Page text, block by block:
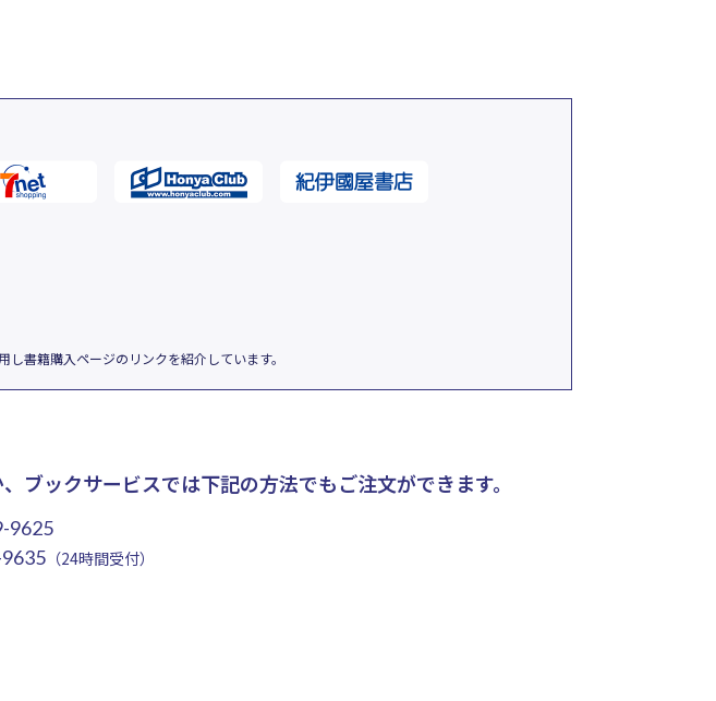
書籍購入ページのリンクを紹介しています。
ブックサービスでは下記の方法でもご注文ができます。
9625
（24時間受付）